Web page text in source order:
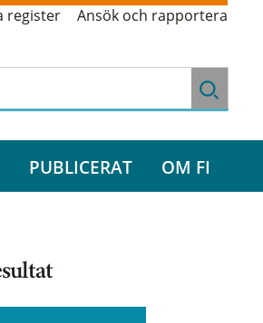
register Ansök och rapportera
PUBLICERAT OM FI